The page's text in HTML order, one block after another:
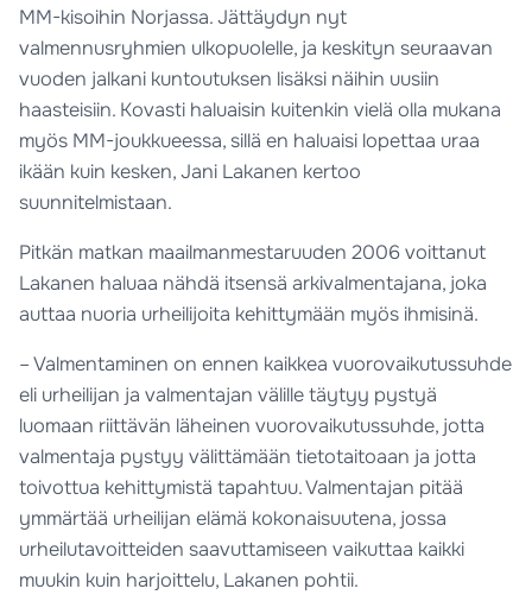
MM-kisoihin Norjassa. Jättäydyn nyt
valmennusryhmien ulkopuolelle, ja keskityn seuraavan
vuoden jalkani kuntoutuksen lisäksi näihin uusiin
haasteisiin. Kovasti haluaisin kuitenkin vielä olla mukana
myös MM-joukkueessa, sillä en haluaisi lopettaa uraa
ikään kuin kesken, Jani Lakanen kertoo
suunnitelmistaan.
Pitkän matkan maailmanmestaruuden 2006 voittanut
Lakanen haluaa nähdä itsensä arkivalmentajana, joka
auttaa nuoria urheilijoita kehittymään myös ihmisinä.
– Valmentaminen on ennen kaikkea vuorovaikutussuhde
eli urheilijan ja valmentajan välille täytyy pystyä
luomaan riittävän läheinen vuorovaikutussuhde, jotta
valmentaja pystyy välittämään tietotaitoaan ja jotta
toivottua kehittymistä tapahtuu. Valmentajan pitää
ymmärtää urheilijan elämä kokonaisuutena, jossa
urheilutavoitteiden saavuttamiseen vaikuttaa kaikki
muukin kuin harjoittelu, Lakanen pohtii.